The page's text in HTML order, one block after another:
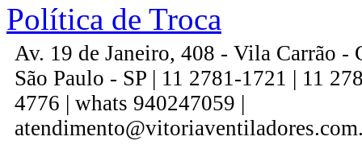
Política de Troca
Av. 19 de Janeiro, 408 - Vila Carrão -
São Paulo - SP | 11 2781-1721 | 11
4776 | whats 940247059 |